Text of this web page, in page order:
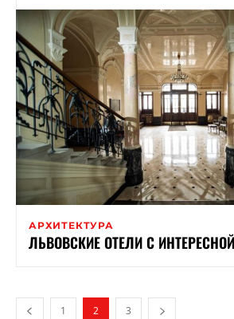
АРХИТЕКТУРА
ЛЬВОВСКИЕ ОТЕЛИ С
1 2 3